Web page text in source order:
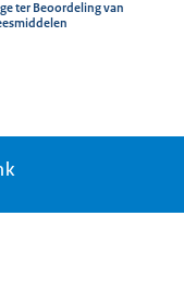
ter Beoordeling van